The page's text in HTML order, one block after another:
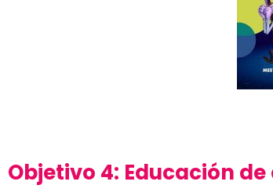
Objetivo 4: Educación